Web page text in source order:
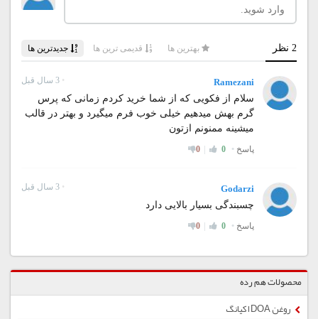
محصولات هم رده
روغن DOA اکیانگ